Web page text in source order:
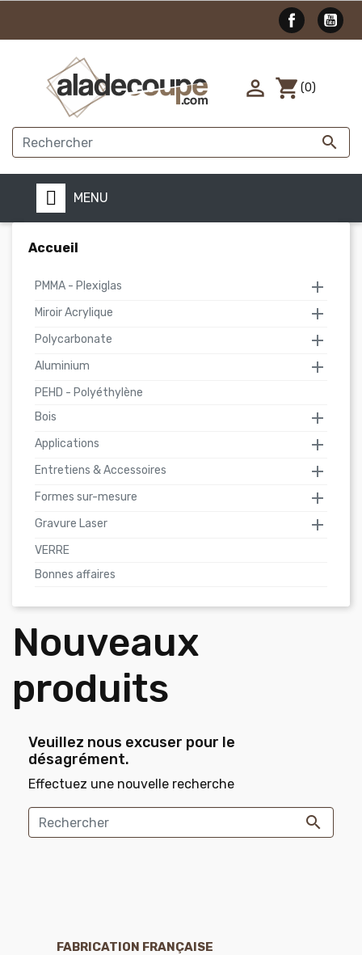

 shopping_cart (0)
MENU
Accueil
PMMA - Plexiglas 
Miroir Acrylique 
Polycarbonate 
Aluminium 
PEHD - Polyéthylène
Bois

Applications 
Entretiens & Accessoires 
Formes sur-mesure 
Gravure Laser 
VERRE
Bonnes affaires
Nouveaux
produits
Veuillez nous excuser pour le
désagrément.
Effectuez une nouvelle recherche

FABRICATION FRANÇAISE